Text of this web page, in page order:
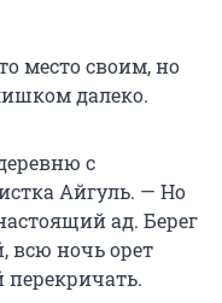
место своим, но
далеко.
с
Айгуль. — Но
ад. Берег
всю ночь орет
перекричать.